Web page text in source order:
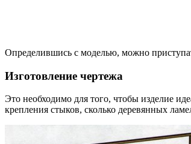
Определившись с моделью, можно
Изготовление чертежа
Это необходимо для того, чтобы изделие
крепления стыков, сколько деревянных